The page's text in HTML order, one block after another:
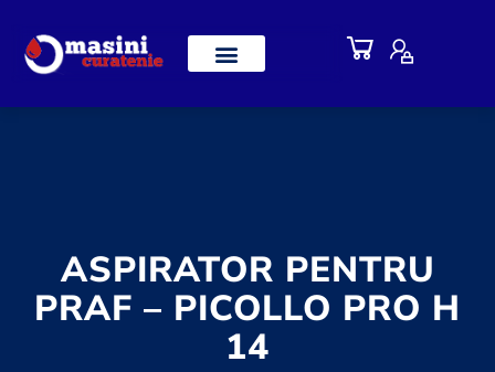
ASPIRATOR PENTRU
PRAF – PICOLLO PRO H
14